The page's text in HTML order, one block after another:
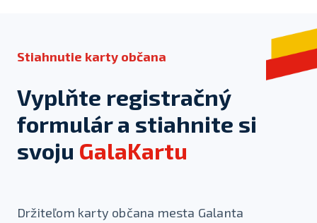
Stiahnutie karty občana
Vyplňte registračný
formulár a stiahnite si
svoju GalaKartu
Držiteľom karty občana mesta Galanta